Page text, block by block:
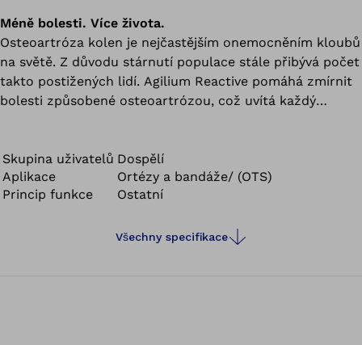
Méně bolesti. Více života.
Osteoartróza kolen je nejčastějším onemocněním kloubů
na světě. Z důvodu stárnutí populace stále přibývá počet
takto postižených lidí. Agilium Reactive pomáhá zmírnit
bolesti způsobené osteoartrózou, což uvítá každý
Skupina uživatelů Dospělí
Aplikace
Ortézy a bandáže/ (OTS)
Princip funkce
Ostatní
Všechny specifikace